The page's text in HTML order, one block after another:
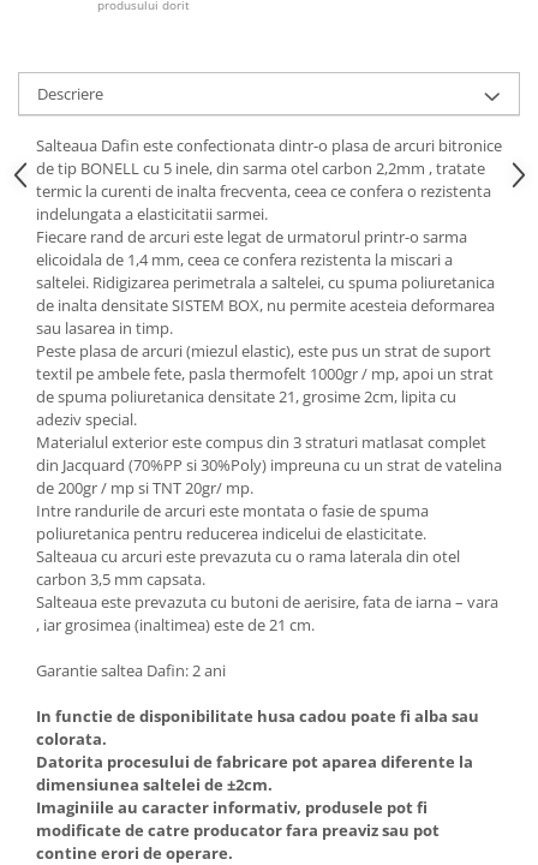
Set mese si scaune gradinita
Mobilier copii
Mobila camera copii
Scaune birou pentru copii
Saltele patuturi copii
Paturi copii
Masa si scaune gradinita
Seturi comode living si dormitor
produsului dorit
Descriere
Salteaua Dafin este confectionata dintr-o plasa de arcuri bitronice
de tip BONELL cu 5 inele, din sarma otel carbon 2,2mm , tratate
termic la curenti de inalta frecventa, ceea ce confera o rezistenta
indelungata a elasticitatii sarmei.
Fiecare rand de arcuri este legat de urmatorul printr-o sarma
elicoidala de 1,4 mm, ceea ce confera rezistenta la miscari a
saltelei. Ridigizarea perimetrala a saltelei, cu spuma poliuretanica
de inalta densitate SISTEM BOX, nu permite acesteia deformarea
sau lasarea in timp.
Peste plasa de arcuri (miezul elastic), este pus un strat de suport
textil pe ambele fete, pasla thermofelt 1000gr / mp, apoi un strat
de spuma poliuretanica densitate 21, grosime 2cm, lipita cu
adeziv special.
Materialul exterior este compus din 3 straturi matlasat complet
din Jacquard (70%PP si 30%Poly) impreuna cu un strat de vatelina
de 200gr / mp si TNT 20gr/ mp.
Intre randurile de arcuri este montata o fasie de spuma
poliuretanica pentru reducerea indicelui de elasticitate.
Salteaua cu arcuri este prevazuta cu o rama laterala din otel
carbon 3,5 mm capsata.
Salteaua este prevazuta cu butoni de aerisire, fata de iarna – vara
, iar grosimea (inaltimea) este de 21 cm.
Garantie saltea Dafin: 2 ani
In functie de disponibilitate husa cadou poate fi alba sau
colorata.
Datorita procesului de fabricare pot aparea diferente la
dimensiunea saltelei de ±2cm.
Imaginiile au caracter informativ, produsele pot fi
modificate de catre producator fara preaviz sau pot
contine erori de operare.